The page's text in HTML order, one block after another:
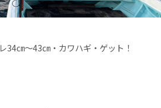
34㎝〜43㎝・カワハギ・ゲット！